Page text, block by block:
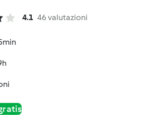
4.1 46 valutazioni